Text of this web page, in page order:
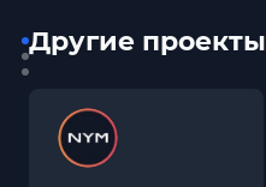
Другие проекты